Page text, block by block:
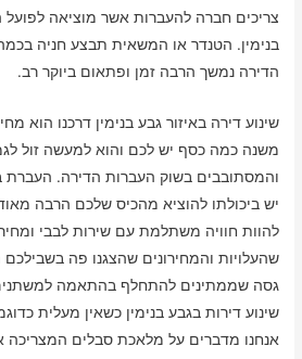
צריכים חברה להעברות אשר מוציאה לפועל
בנימין. הטנדר או המשאית תבצע חניה
הדירה נמשך הרבה זמן ופתאום ביוקר רב.
שינוע דירה באיזור גבע בנימין דרכנו הוא
משנה כמה כסף יש לכם והוא למעשה זול
והמסתובבים בשוק העברות הדירה. העברת
יש ביכולתו להוציא מהכיס שלכם הרבה
להוות חוויה משתלמת עם שירות לבבי
שהעלויות והמחירונים שהצגנו פה
גסה שממתינים להתחלף בהתאמה למשתנים
שינוע דירות בגבע בנימין כשאין מעלית
אנחנו מדברים על מלאכת סבלים המצריכה